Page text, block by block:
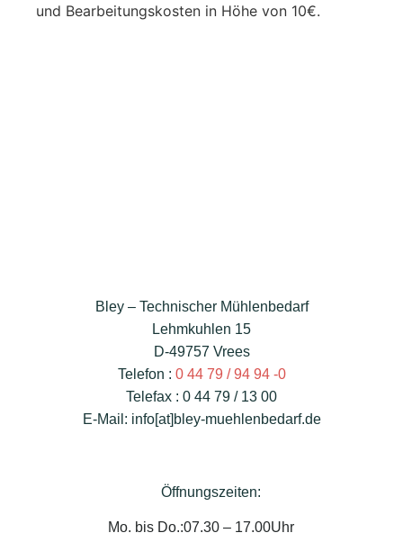
und Bearbeitungskosten in Höhe von 10€.
Bley – Technischer Mühlenbedarf
Lehmkuhlen 15
D-49757 Vrees
Telefon : 0 44 79 / 94 94 -0
Telefax : 0 44 79 / 13 00
E-Mail: info[at]bley-muehlenbedarf.de
Öffnungszeiten:
Mo. bis Do.:07.30 – 17.00Uhr